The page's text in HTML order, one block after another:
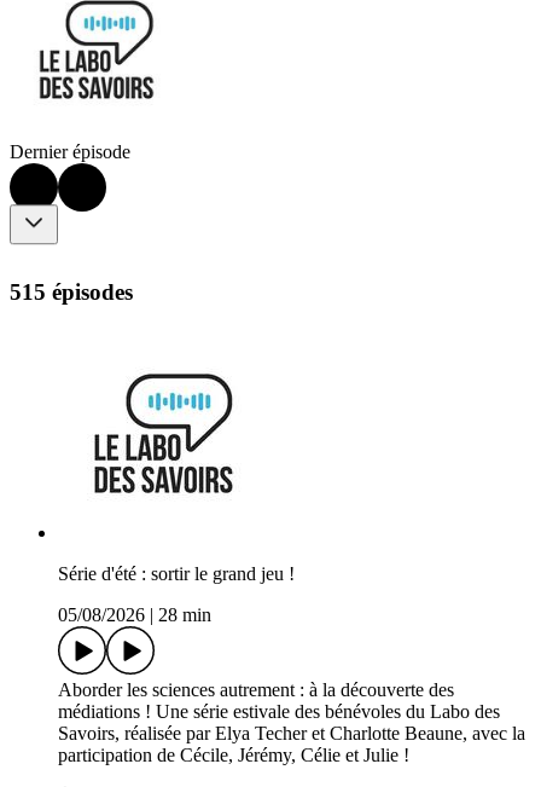
Dernier épisode
515 épisodes
Série d'été : sortir le grand jeu !
05/08/2026
28 min
Aborder les sciences autrement : à la découverte des
médiations ! Une série estivale des bénévoles du Labo des
Savoirs, réalisée par Elya Techer et Charlotte Beaune, avec la
participation de Cécile, Jérémy, Célie et Julie !